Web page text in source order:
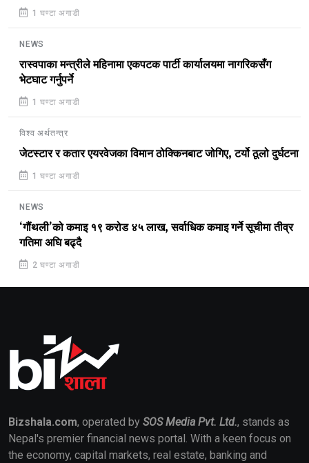
1 घण्टा अगाडी
NEWS
रास्वपाका मन्त्रीले महिनामा एकपटक पार्टी कार्यालयमा नागरिकसँग
भेटघाट गर्नुपर्ने
1 घण्टा अगाडी
विश्व अर्थतन्त्र
जेटस्टार र कतार एयरवेजका विमान ठोक्किनबाट जोगिए, टर्यो ठूलो दुर्घटना
1 घण्टा अगाडी
NEWS
‘गौंथली’को कमाइ १९ करोड ४५ लाख, सर्वाधिक कमाइ गर्ने सूचीमा तीव्र
गतिमा अघि बढ्दै
2 घण्टा अगाडी
Bizshala.com, operated by SOS Media Pvt. Ltd., stands as
Nepal's premier financial news portal. With a keen focus on
the economy, capital markets, real estate, banking and